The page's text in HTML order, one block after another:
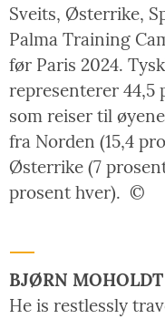
Sveits, Østerrike,
Palma Training
før Paris 2024.
representerer 44,5
som reiser til
fra Norden (15,4
Østerrike (7
prosent hver). ©
BJØRN
He is restlessly